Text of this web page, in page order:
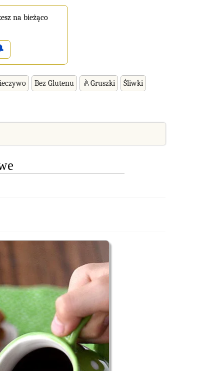
na bieżąco
Bez Glutenu 🍐Gruszki Śliwki